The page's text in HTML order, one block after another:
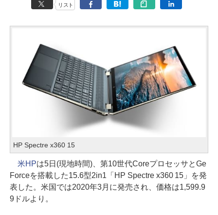
リスト
HP Spectre x360 15
米HPは5日(現地時間)、第10世代CoreプロセッサとGe
Forceを搭載した15.6型2in1「HP Spectre x360 15」を発
表した。米国では2020年3月に発売され、価格は1,599.9
9ドルより。